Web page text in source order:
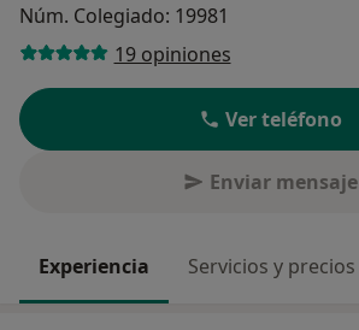
Núm. Colegiado: 19981
19 opiniones
Ver teléfono
Enviar mensaje
Experiencia Servicios y precios